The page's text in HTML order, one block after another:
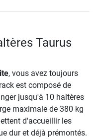
Taurus
, vous avez toujours
est composé de
jusqu'à 10 haltères
maximale de 380 kg
d'accueillir les
dur et déjà prémontés.